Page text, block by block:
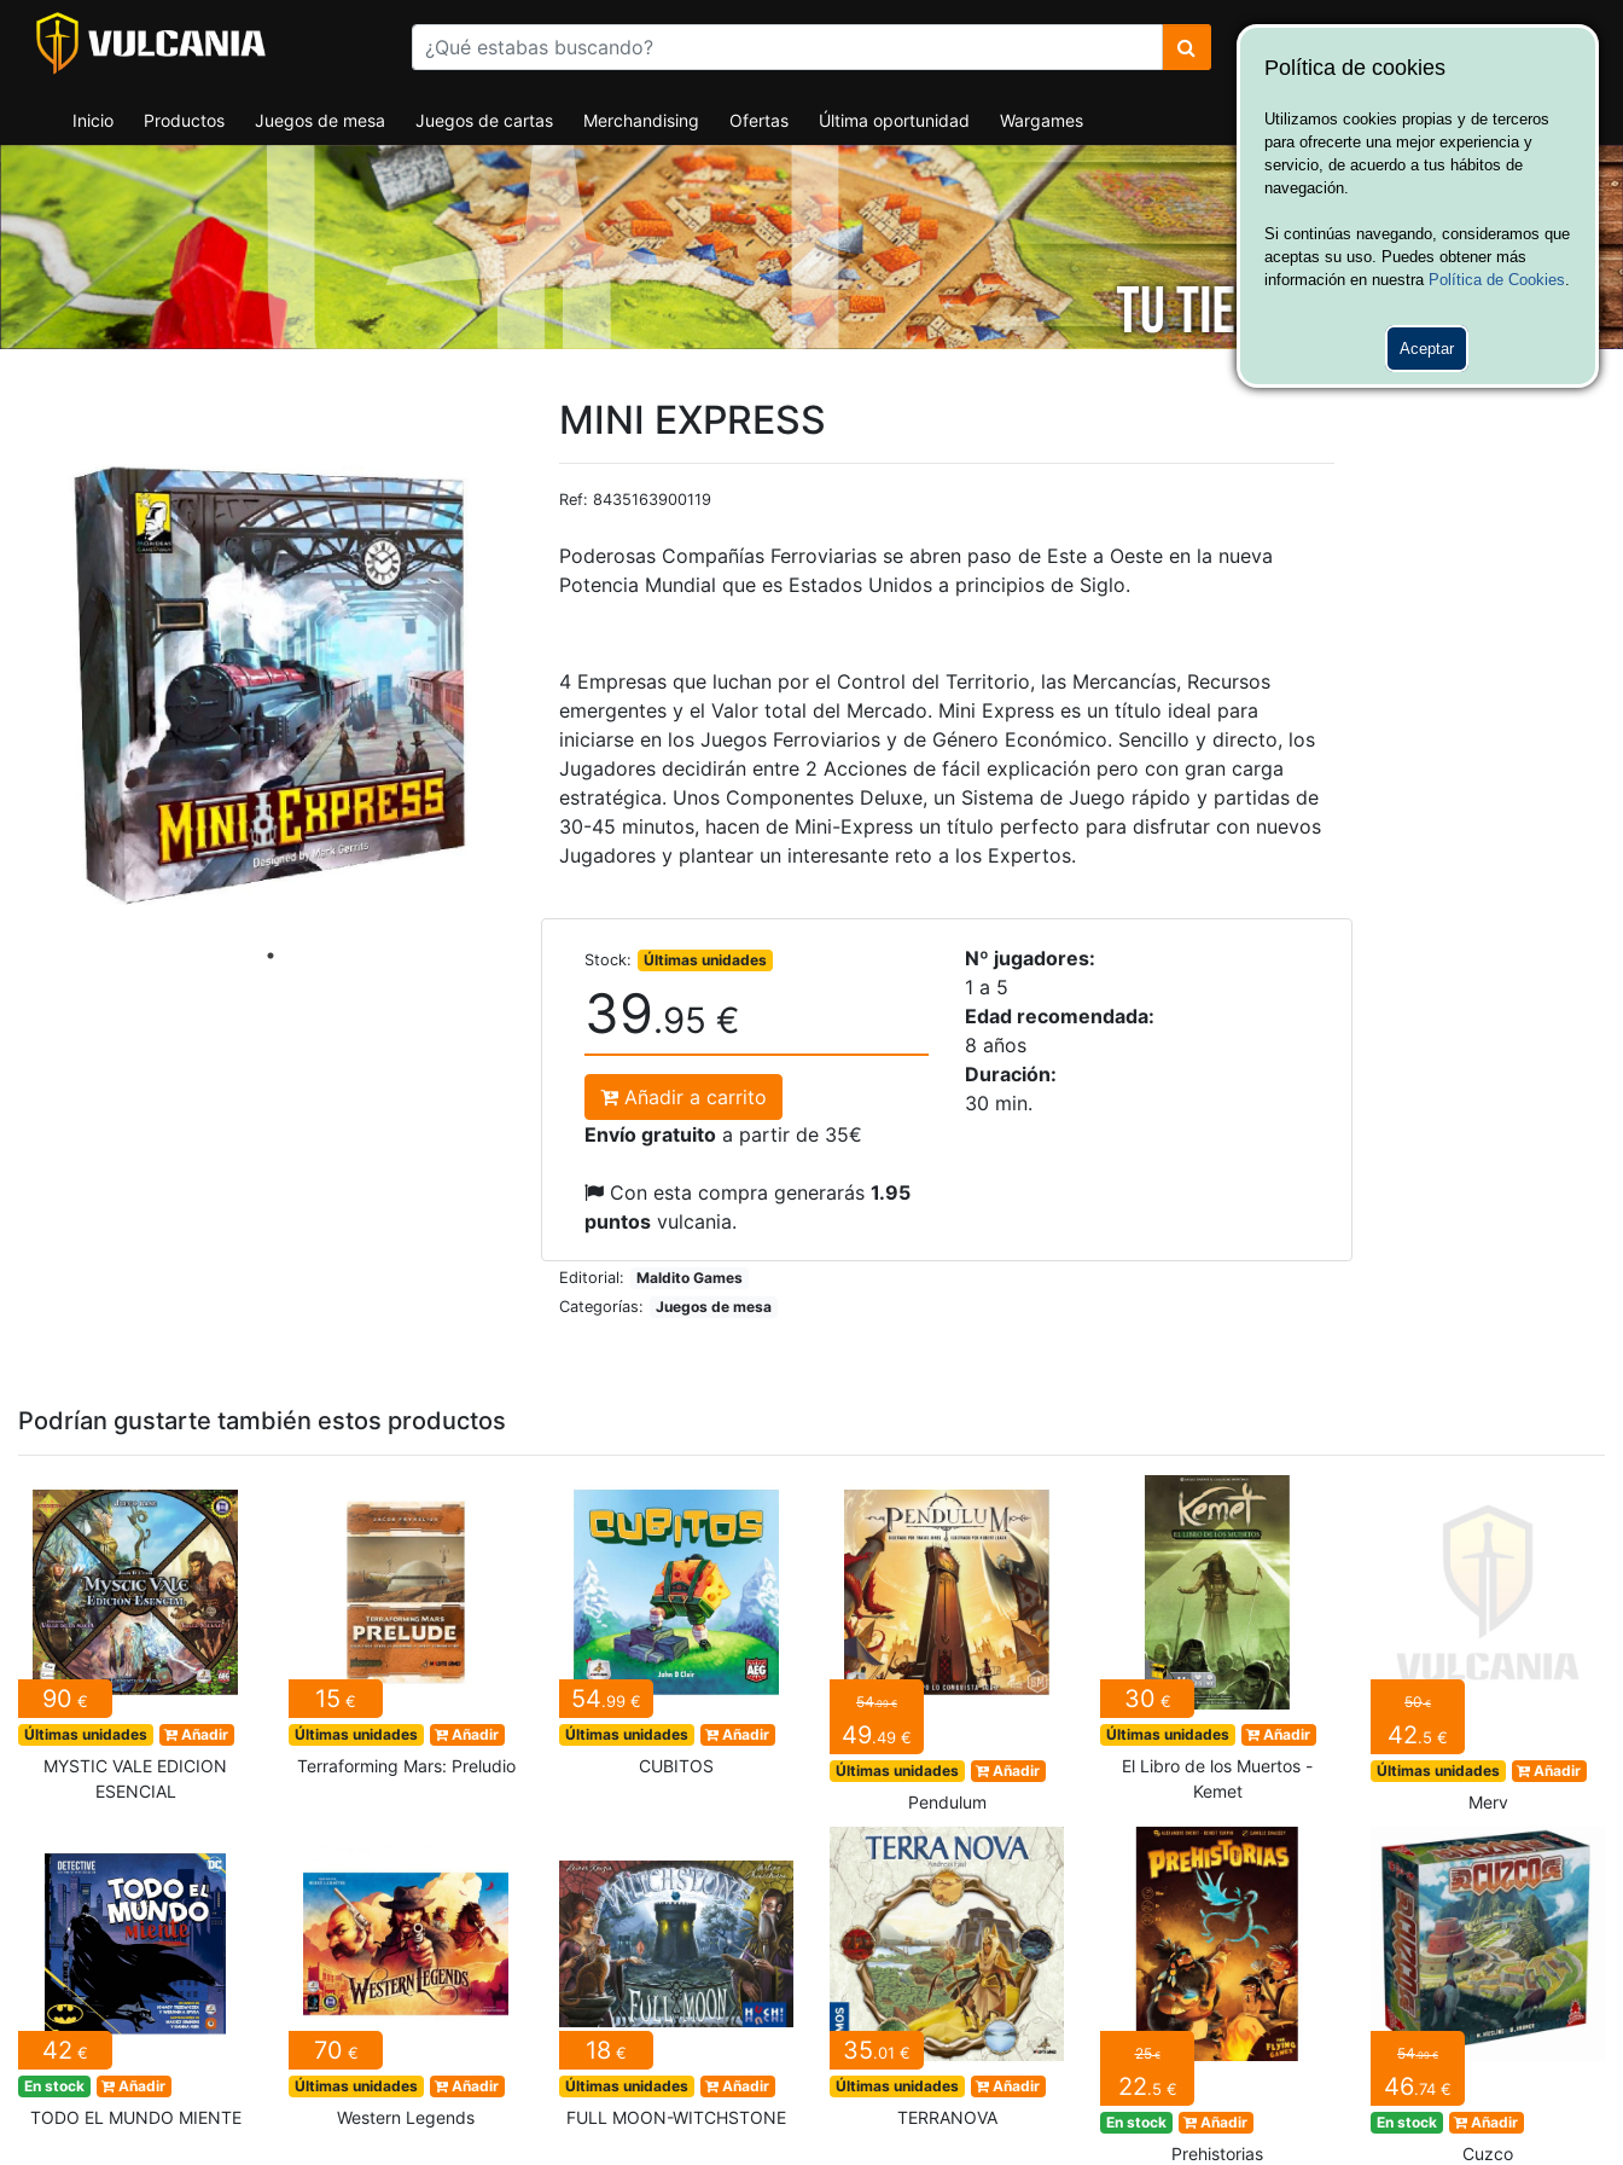
¡Bienvenido a Vulcania!
Hola. Inicia sesión
Inicio Productos Juegos de mesa Juegos de cartas Merchandising Ofertas Última oportunidad Wargames
MINI EXPRESS
Ref: 8435163900119
Poderosas Compañías Ferroviarias se abren paso de Este a Oeste en la nueva
Potencia Mundial que es Estados Unidos a principios de Siglo.
4 Empresas que luchan por el Control del Territorio, las Mercancías, Recursos
emergentes y el Valor total del Mercado. Mini Express es un título ideal para
iniciarse en los Juegos Ferroviarios y de Género Económico. Sencillo y directo, los
Jugadores decidirán entre 2 Acciones de fácil explicación pero con gran carga
estratégica. Unos Componentes Deluxe, un Sistema de Juego rápido y partidas de
30-45 minutos, hacen de Mini-Express un título perfecto para disfrutar con nuevos
Jugadores y plantear un interesante reto a los Expertos.
Stock: Últimas unidades
39.95 €
Añadir a carrito
Envío gratuito a partir de 35€
Con esta compra generarás 1.95
puntos vulcania.
Nº jugadores:
1 a 5
Edad recomendada:
8 años
Duración:
30 min.
Editorial:
Maldito Games
Categorías:
Juegos de mesa
Podrían gustarte también estos productos
90 €
Últimas unidades Añadir
MYSTIC VALE EDICION
ESENCIAL
15 €
Últimas unidades Añadir
Terraforming Mars: Preludio
54.99 €
Últimas unidades Añadir
CUBITOS
54.99 €
49.49 €
Últimas unidades Añadir
Pendulum
30 €
Últimas unidades Añadir
El Libro de los Muertos -
Kemet
50€
42.5 €
Últimas unidades Añadir
Merv
42 €
En stock Añadir
TODO EL MUNDO MIENTE
70 €
Últimas unidades Añadir
Western Legends
18 €
Últimas unidades Añadir
FULL MOON-WITCHSTONE
35.01 €
Últimas unidades Añadir
TERRANOVA
25€
22.5 €
En stock Añadir
Prehistorias
54.99 €
46.74 €
En stock Añadir
Cuzco
Política de cookies
Utilizamos cookies propias y de terceros
para ofrecerte una mejor experiencia y
servicio, de acuerdo a tus hábitos de
navegación.
Si continúas navegando, consideramos que
aceptas su uso. Puedes obtener más
información en nuestra Política de Cookies.
Aceptar